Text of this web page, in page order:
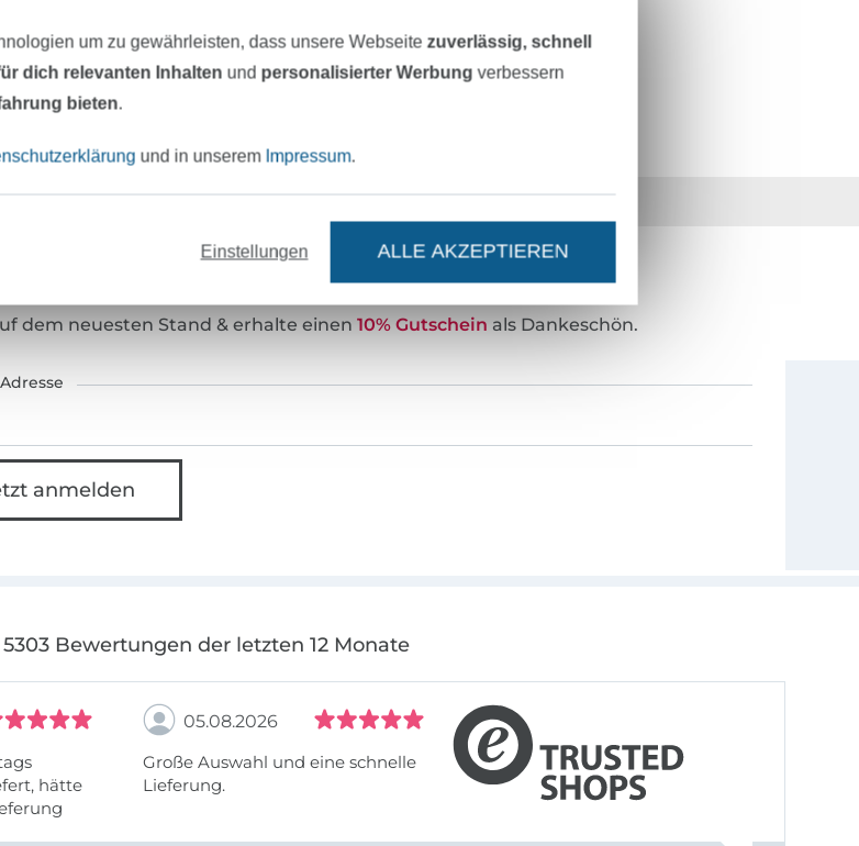
Art.Nr.:
M782-100-722
Über 80000 zufriedene Kunden 36 Jahre Erfahrung
dem neuesten Stand & erhalte einen 10% Gutschein als Dankeschön.
anmelden
Bewertungen der letzten 12 Monate
hätte
05.08.2026
Große Auswahl und eine schnelle
Lieferung.
um zu gewährleisten, dass unsere Webseite zuverlässig, schnell
dich relevanten Inhalten und personalisierter Werbung verbessern
bieten.
und in unserem Impressum.
Einstellungen ALLE AKZEPTIEREN